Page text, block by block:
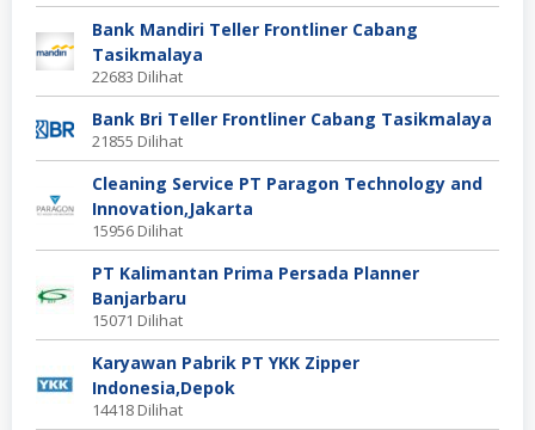
Bank Mandiri Teller Frontliner Cabang
Tasikmalaya
22683 Dilihat
Bank Bri Teller Frontliner Cabang Tasikmalaya
21855 Dilihat
Cleaning Service PT Paragon Technology and
Innovation,Jakarta
15956 Dilihat
PT Kalimantan Prima Persada Planner
Banjarbaru
15071 Dilihat
Karyawan Pabrik PT YKK Zipper
Indonesia,Depok
14418 Dilihat